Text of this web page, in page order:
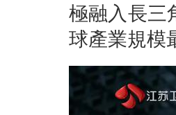
極融入長三
球產業規模